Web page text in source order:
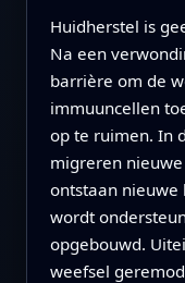
Huidherstel is
Na een
barrière om de
immuuncellen
op te ruimen. In
migreren
ontstaan nieuwe
wordt
opgebouwd.
weefsel